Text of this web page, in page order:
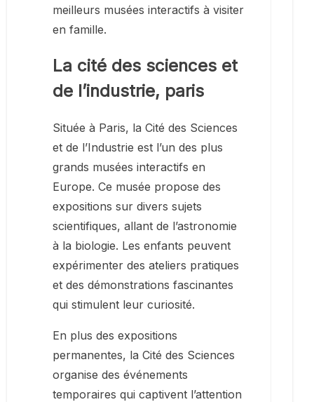
meilleurs musées interactifs à visiter
en famille.
La cité des sciences et
de l’industrie, paris
Située à Paris, la Cité des Sciences
et de l’Industrie est l’un des plus
grands musées interactifs en
Europe. Ce musée propose des
expositions sur divers sujets
scientifiques, allant de l’astronomie
à la biologie. Les enfants peuvent
expérimenter des ateliers pratiques
et des démonstrations fascinantes
qui stimulent leur curiosité.
En plus des expositions
permanentes, la Cité des Sciences
organise des événements
temporaires qui captivent l’attention